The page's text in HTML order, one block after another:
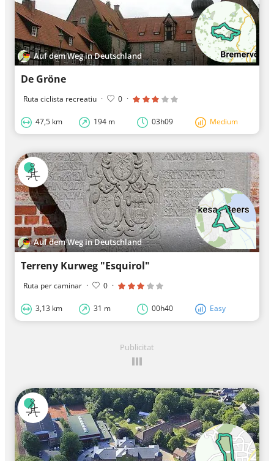
Auf dem Weg in Deutschland
De Gröne
Ruta ciclista recreatiu · 0 ·
47,5 km 194 m 03h09 Medium
Auf dem Weg in Deutschland
Terreny Kurweg "Esquirol"
Ruta per caminar · 0 ·
3,13 km 31 m 00h40 Easy
Publicitat